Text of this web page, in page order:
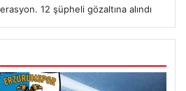
12 şüpheli gözaltına alındı